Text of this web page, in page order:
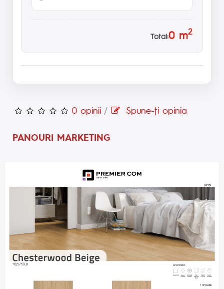
Total:0m2
0 opinii / Spune-ţi opinia
PANOURI MARKETING